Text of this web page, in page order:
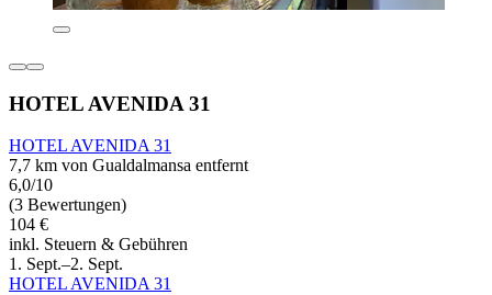
HOTEL AVENIDA 31
HOTEL AVENIDA 31
7,7 km von Gualdalmansa entfernt
6,0/10
(3 Bewertungen)
104 €
inkl. Steuern & Gebühren
1. Sept.–2. Sept.
HOTEL AVENIDA 31